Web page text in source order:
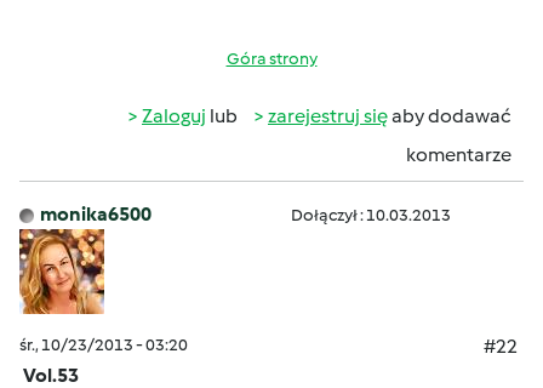
Góra strony
Zaloguj lub zarejestruj sięaby dodawać
komentarze
monika6500 Dołączył : 10.03.2013
śr., 10/23/2013 - 03:20
#22
Vol.53